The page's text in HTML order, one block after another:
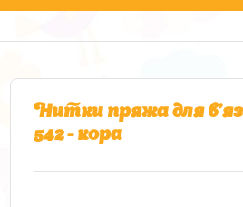
Нитки пряжа для
542 - кора